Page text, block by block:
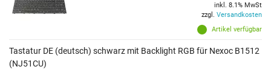
Artikel verfügbar
inkl. 8.1% MwSt
zzgl. Versandkosten
Tastatur DE (deutsch) schwarz mit Backlight RGB für Nexoc B1512
(NJ51CU)